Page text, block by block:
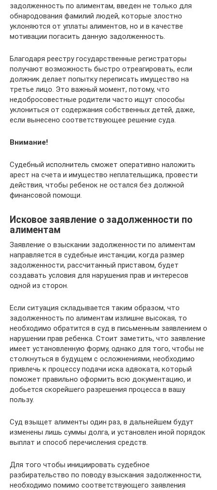
задолженность по алиментам, введен не только для
обнародования фамилий людей, которые злостно
уклоняются от уплаты алиментов, но и в качестве
мотивации погасить данную задолженность.
Благодаря реестру государственные регистраторы
получают возможность быстро отреагировать, если
должник делает попытку переписать имущество на
третье лицо. Это важный момент, потому, что
недобросовестные родители часто ищут способы
уклониться от содержания собственных детей, даже,
если вынесено соответствующее решение суда.
Внимание!
Судебный исполнитель сможет оперативно наложить
арест на счета и имущество неплательщика, провести
действия, чтобы ребенок не остался без должной
финансовой помощи.
Исковое заявление о задолженности по
алиментам
Заявление о взыскании задолженности по алиментам
направляется в судебные инстанции, когда размер
задолженности, рассчитанный приставом, будет
создавать условия для нарушения прав и интересов
одной из сторон.
Если ситуация складывается таким образом, что
задолженность по алиментам излишне высокая, то
необходимо обратится в суд в письменным заявлением о
нарушении прав ребенка. Стоит заметить, что заявление
имеет установленную форму, однако для того, чтобы не
столкнуться в будущем с осложнениями, необходимо
привлечь к процессу подачи иска адвоката, который
поможет правильно оформить всю документацию, и
добьется скорейшего разрешения процесса в вашу
пользу.
Суд взыщет алименты один раз, в дальнейшем будут
изменены лишь суммы долга, и установлен иной порядок
выплат и способ перечисления средств.
Для того чтобы инициировать судебное
разбирательство по поводу взыскания задолженности,
необходимо помимо соответствующего заявления